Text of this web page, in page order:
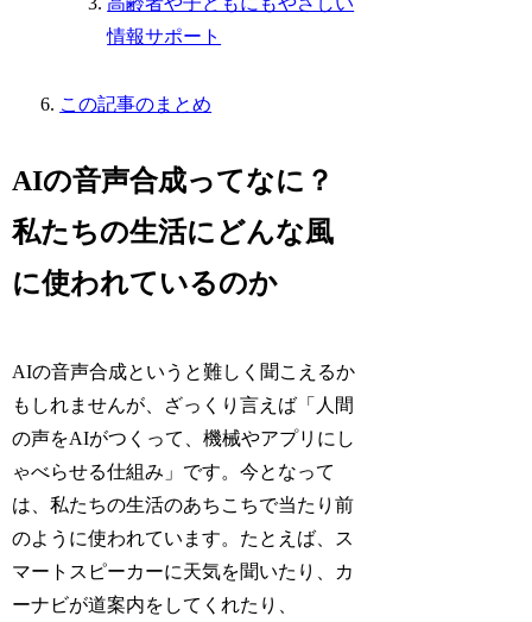
情報サポート
この記事のまとめ
AIの音声合成ってなに？
私たちの生活にどんな風
に使われているのか
AIの音声合成というと難しく聞こえるか
もしれませんが、ざっくり言えば「人間
の声をAIがつくって、機械やアプリにし
ゃべらせる仕組み」です。今となって
は、私たちの生活のあちこちで当たり前
のように使われています。たとえば、ス
マートスピーカーに天気を聞いたり、カ
ーナビが道案内をしてくれたり、